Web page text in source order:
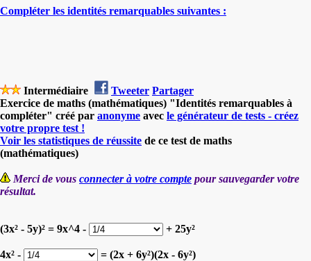
Compléter les identités remarquables suivantes :
Intermédiaire Tweeter Partager
Exercice de maths (mathématiques) "Identités remarquables à
compléter" créé par anonyme avec le générateur de tests - créez
votre propre test !
Voir les statistiques de réussite de ce test de maths
(mathématiques)
Merci de vous connecter à votre compte pour sauvegarder votre
résultat.
(3x² - 5y)² = 9x^4 - + 25y²
4x² - = (2x + 6y²)(2x - 6y²)